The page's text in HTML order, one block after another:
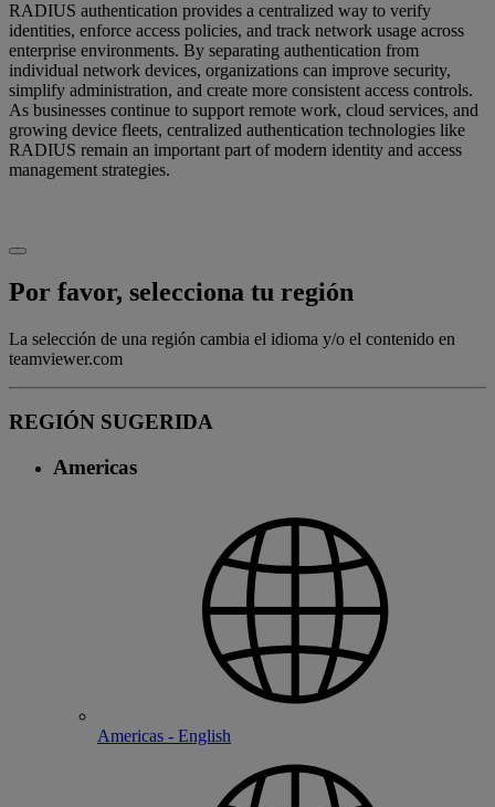
RADIUS authentication provides a centralized way to verify
identities, enforce access policies, and track network usage across
enterprise environments. By separating authentication from
individual network devices, organizations can improve security,
simplify administration, and create more consistent access controls.
As businesses continue to support remote work, cloud services, and
growing device fleets, centralized authentication technologies like
RADIUS remain an important part of modern identity and access
management strategies.
Por favor, selecciona tu región
La selección de una región cambia el idioma y/o el contenido en
teamviewer.com
REGIÓN SUGERIDA
Americas
Americas - English